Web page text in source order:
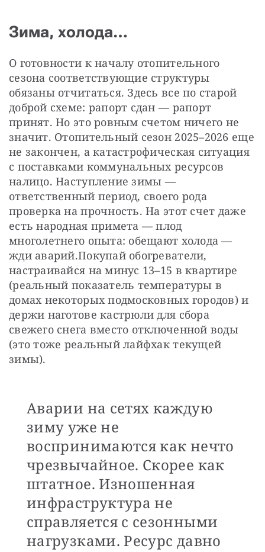
Зима, холода…
О готовности к началу отопительного
сезона соответствующие структуры
обязаны отчитаться. Здесь все по старой
доброй схеме: рапорт сдан — рапорт
принят. Но это ровным счетом ничего не
значит. Отопительный сезон 2025–2026 еще
не закончен, а катастрофическая ситуация
с поставками коммунальных ресурсов
налицо. Наступление зимы —
ответственный период, своего рода
проверка на прочность. На этот счет даже
есть народная примета — плод
многолетнего опыта: обещают холода —
жди аварий.Покупай обогреватели,
настраивайся на минус 13–15 в квартире
(реальный показатель температуры в
домах некоторых подмосковных городов) и
держи наготове кастрюли для сбора
свежего снега вместо отключенной воды
(это тоже реальный лайфхак текущей
зимы).
Аварии на сетях каждую
зиму уже не
воспринимаются как нечто
чрезвычайное. Скорее как
штатное. Изношенная
инфраструктура не
справляется с сезонными
нагрузками. Ресурс давно